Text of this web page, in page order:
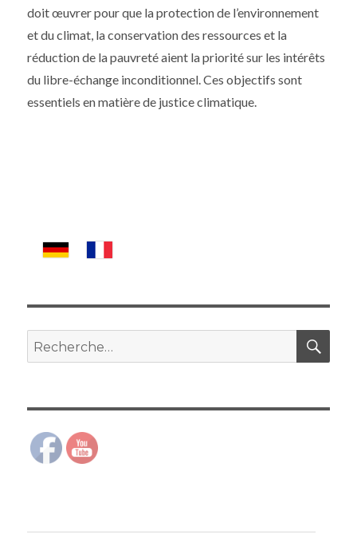
doit œuvrer pour que la protection de l’environnement
et du climat, la conservation des ressources et la
réduction de la pauvreté aient la priorité sur les intérêts
du libre-échange inconditionnel. Ces objectifs sont
essentiels en matière de justice climatique.
Recherche
pour